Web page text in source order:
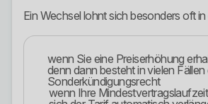
Ein Wechsel lohnt sich besonders oft in
wenn Sie eine Preiserhöhung
denn dann besteht in vielen Fällen
Sonderkündigungsrecht
wenn Ihre